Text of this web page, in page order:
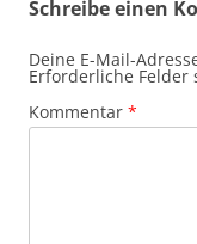
Schreibe einen
Deine E-Mail-
Erforderliche Felder
Kommentar *